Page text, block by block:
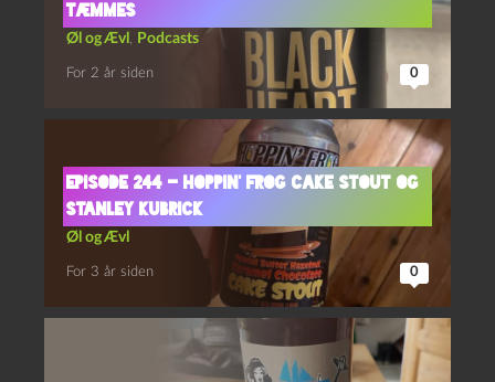
Tæmmes
Øl og Ævl , Podcasts
For 2 år siden 0
Episode 244 – Hoppin’ Frog Cake Stout og
Stanley Kubrick
Øl og Ævl
For 3 år siden 0